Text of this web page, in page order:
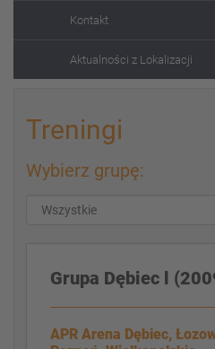
Kontakt
Aktualności z Lokalizacji
Treningi
Wybierz grupę:
Grupa Dębiec l
APR Arena Dębiec,